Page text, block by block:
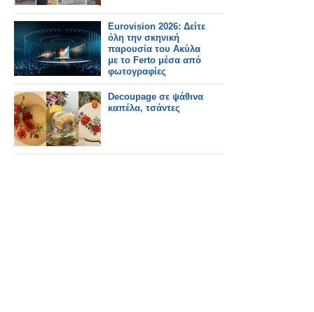
Eurovision 2026: Δείτε
όλη την σκηνική
παρουσία του Ακύλα
με το Ferto μέσα από
φωτογραφίες
Decoupage σε ψάθινα
καπέλα, τσάντες